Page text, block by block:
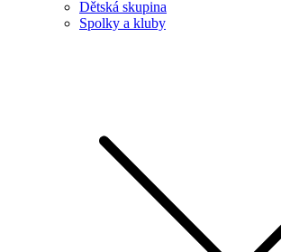
Dětská skupina
Spolky a kluby